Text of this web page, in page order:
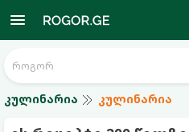
კულინარია კულინარია